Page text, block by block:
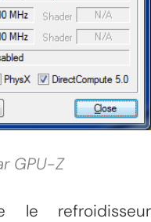
GPU-Z
le refroidisseur